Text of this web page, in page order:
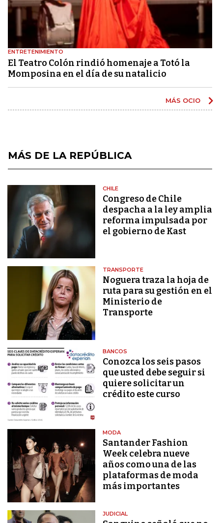
ENTRETENIMIENTO
El Teatro Colón rindió homenaje a Totó la
Momposina en el día de su natalicio
MÁS OCIO
MÁS DE LA REPÚBLICA
CHILE
Congreso de Chile
despacha a la ley amplia
reforma impulsada por
el gobierno de Kast
TRANSPORTE
Noguera traza la hoja de
ruta para su gestión en el
Ministerio de
Transporte
BANCOS
Conozca los seis pasos
que usted debe seguir si
quiere solicitar un
crédito este curso
MODA
Santander Fashion
Week celebra nueve
años como una de las
plataformas de moda
más importantes
JUDICIAL